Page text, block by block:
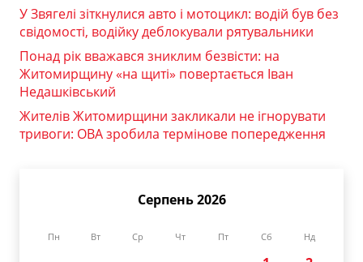
У Звягелі зіткнулися авто і мотоцикл: водій був без
свідомості, водійку деблокували рятувальники
Понад рік вважався зниклим безвісти: на
Житомирщину «на щиті» повертається Іван
Недашківський
Жителів Житомирщини закликали не ігнорувати
тривоги: ОВА зробила термінове попередження
Серпень 2026
Пн Вт Ср Чт Пт Сб Нд